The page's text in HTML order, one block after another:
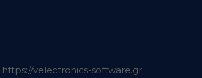
https://velectronics-software.gr